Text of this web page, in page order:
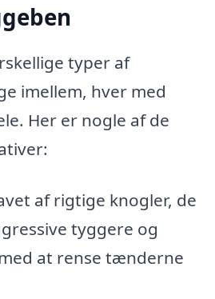
typer af
imellem, hver med
Her er nogle af de
af rigtige knogler, de
tyggere og
at rense tænderne